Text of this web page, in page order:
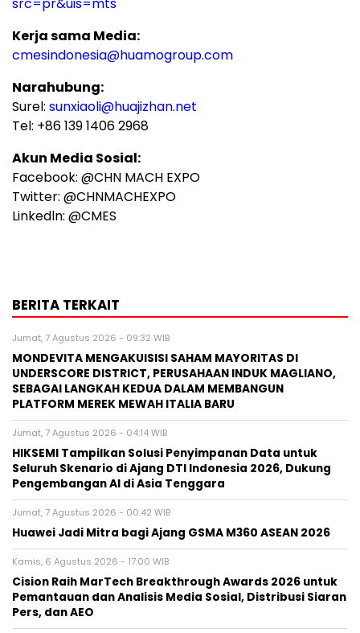
Kerja sama Media:
cmesindonesia@huamogroup.com
Narahubung:
Surel: sunxiaoli@huajizhan.net
Tel: +86 139 1406 2968
Akun Media Sosial:
Facebook: @CHN MACH EXPO
Twitter: @CHNMACHEXPO
Linkedln: @CMES
BERITA TERKAIT
Jumat, 7 Agustus 2026 - 09:32 WIB
MONDEVITA MENGAKUISISI SAHAM MAYORITAS DI
UNDERSCORE DISTRICT, PERUSAHAAN INDUK MAGLIANO,
SEBAGAI LANGKAH KEDUA DALAM MEMBANGUN
PLATFORM MEREK MEWAH ITALIA BARU
Jumat, 7 Agustus 2026 - 04:14 WIB
HIKSEMI Tampilkan Solusi Penyimpanan Data untuk
Seluruh Skenario di Ajang DTI Indonesia 2026, Dukung
Pengembangan AI di Asia Tenggara
Jumat, 7 Agustus 2026 - 00:42 WIB
Huawei Jadi Mitra bagi Ajang GSMA M360 ASEAN 2026
Kamis, 6 Agustus 2026 - 17:00 WIB
Cision Raih MarTech Breakthrough Awards 2026 untuk
Pemantauan dan Analisis Media Sosial, Distribusi Siaran
Pers, dan AEO